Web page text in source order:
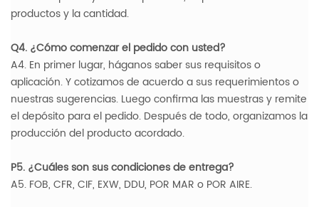
productos y la cantidad.
Q4. ¿Cómo comenzar el pedido con usted?
A4. En primer lugar, háganos saber sus requisitos o
aplicación. Y cotizamos de acuerdo a sus requerimientos o
nuestras sugerencias. Luego confirma las muestras y remite
el depósito para el pedido. Después de todo, organizamos la
producción del producto acordado.
P5. ¿Cuáles son sus condiciones de entrega?
A5. FOB, CFR, CIF, EXW, DDU, POR MAR o POR AIRE.